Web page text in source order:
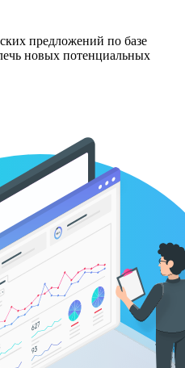
предложений по базе
новых потенциальных